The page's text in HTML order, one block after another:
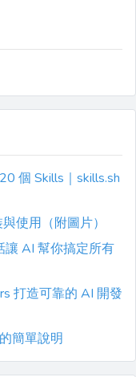
個 Skills｜skills.sh
使用（附圖片）
AI 幫你搞定所有
打造可靠的 AI 開發
簡單說明